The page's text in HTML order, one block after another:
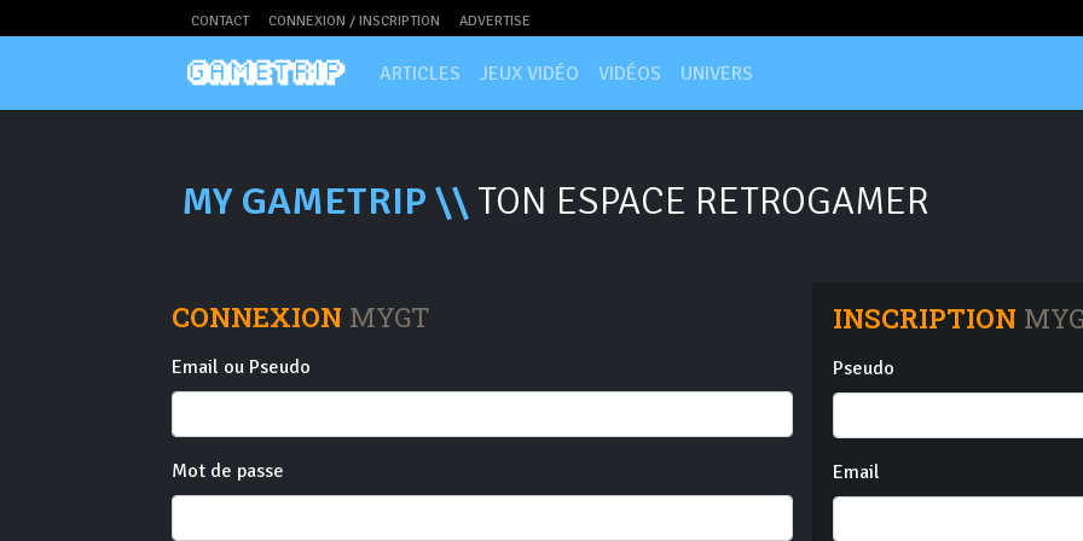
CONTACT CONNEXION / INSCRIPTION ADVERTISE
ARTICLES JEUX VIDÉO VIDÉOS UNIVERS
MY GAMETRIP \\ TON ESPACE RETROGAMER
CONNEXION MYGT
Email ou Pseudo
Mot de passe
INSCRIPTION
Pseudo
Email